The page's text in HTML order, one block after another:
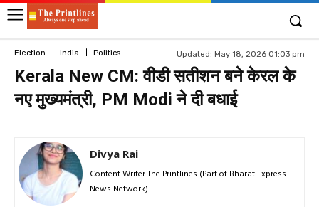
Election India Politics Updated: May 18, 2026 01:03 pm
Kerala New CM: वीडी सतीशन बने केरल के
नए मुख्यमंत्री, PM Modi ने दी बधाई
Divya Rai
Content Writer The Printlines (Part of Bharat Express
News Network)